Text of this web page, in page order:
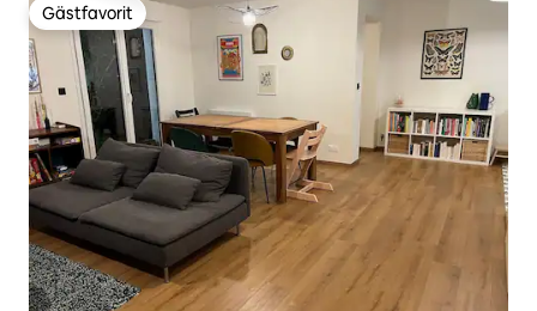
Gästfavorit
Gästfavorit